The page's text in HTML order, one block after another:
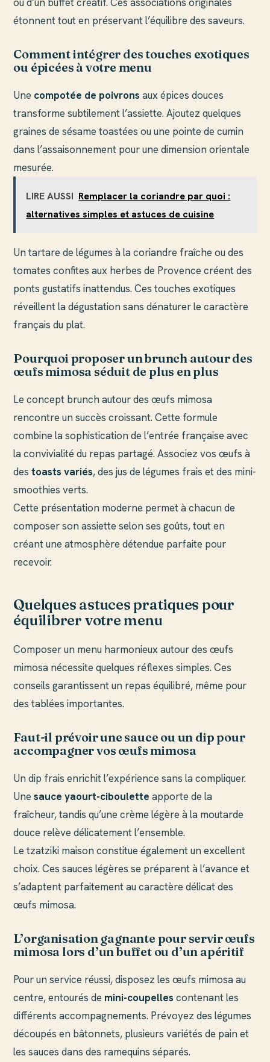
étonnent tout en préservant l’équilibre des saveurs.
Comment intégrer des touches exotiques
ou épicées à votre menu
Une compotée de poivrons aux épices douces
transforme subtilement l’assiette. Ajoutez quelques
graines de sésame toastées ou une pointe de cumin
dans l’assaisonnement pour une dimension orientale
mesurée.
LIRE AUSSI Remplacer la coriandre par quoi :
alternatives simples et astuces de cuisine
Un tartare de légumes à la coriandre fraîche ou des
tomates confites aux herbes de Provence créent des
ponts gustatifs inattendus. Ces touches exotiques
réveillent la dégustation sans dénaturer le caractère
français du plat.
Pourquoi proposer un brunch autour des
œufs mimosa séduit de plus en plus
Le concept brunch autour des œufs mimosa
rencontre un succès croissant. Cette formule
combine la sophistication de l’entrée française avec
la convivialité du repas partagé. Associez vos œufs à
destoasts variés, des jus de légumes frais et des mini-
smoothies verts.
Cette présentation moderne permet à chacun de
composer son assiette selon ses goûts, tout en
créant une atmosphère détendue parfaite pour
recevoir.
Quelques astuces pratiques pour
équilibrer votre menu
Composer un menu harmonieux autour des œufs
mimosa nécessite quelques réflexes simples. Ces
conseils garantissent un repas équilibré, même pour
des tablées importantes.
Faut-il prévoir une sauce ou un dip pour
accompagner vos œufs mimosa
Un dip frais enrichit l’expérience sans la compliquer.
Unesauce yaourt-ciboulette apporte de la
fraîcheur, tandis qu’une crème légère à la moutarde
douce relève délicatement l’ensemble.
Le tzatziki maison constitue également un excellent
choix. Ces sauces légères se préparent à l’avance et
s’adaptent parfaitement au caractère délicat des
œufs mimosa.
L’organisation gagnante pour servir œufs
mimosa lors d’un buffet ou d’un apéritif
Pour un service réussi, disposez les œufs mimosa au
centre, entourés de mini-coupelles contenant les
différents accompagnements. Prévoyez des légumes
découpés en bâtonnets, plusieurs variétés de pain et
les sauces dans des ramequins séparés.